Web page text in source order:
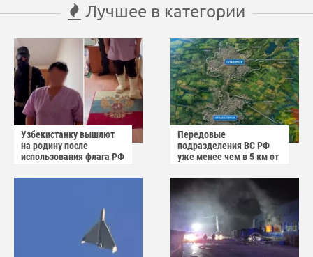
Лучшее в категории
Узбекистанку вышлют
на родину после
использования флага РФ
Передовые
подразделения ВС РФ
уже менее чем в 5 км от
Славянска